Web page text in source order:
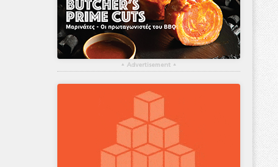
▴ Advertisement ▴